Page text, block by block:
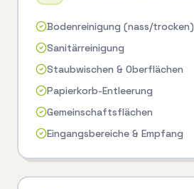
Bodenreinigung (nass/trocken)
Sanitärreinigung
Staubwischen & Oberflächen
Papierkorb-Entleerung
Gemeinschaftsflächen
Eingangsbereiche & Empfang